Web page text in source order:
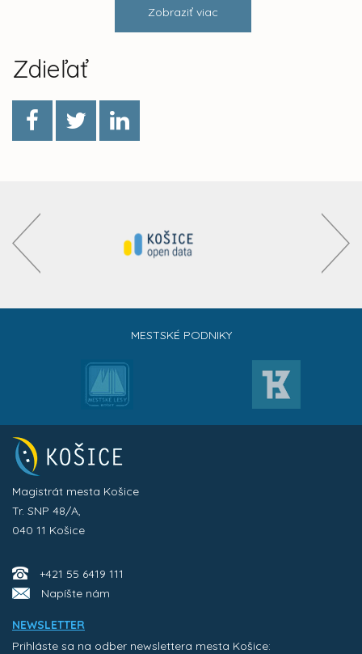
Zobraziť viac
Zdieľať
MESTSKÉ PODNIKY
Magistrát mesta Košice
Tr. SNP 48/A,
040 11 Košice
+421 55 6419 111
Napíšte nám
NEWSLETTER
Prihláste sa na odber newslettera mesta Košice: